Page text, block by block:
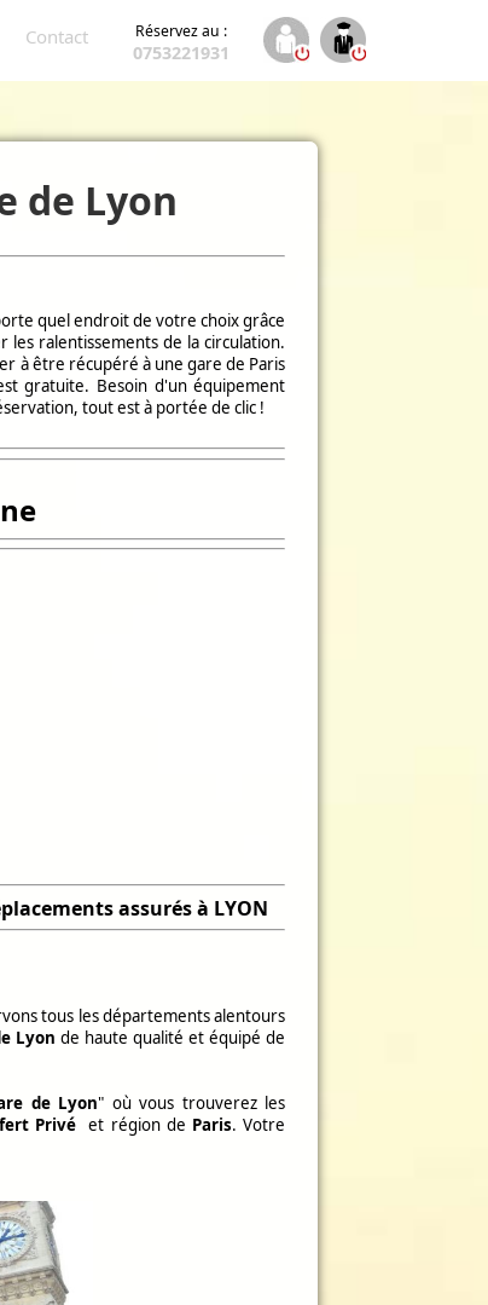
Contact Réservez au :
0753221931
de Lyon
quel endroit de votre choix grâce
ralentissements de la circulation.
à être récupéré à une gare de Paris
gratuite. Besoin d'un équipement
tout est à portée de clic !
assurés à LYON
tous les départements alentours
Lyonde haute qualité et équipé de
de Lyon" où vous trouverez les
Privéet région de Paris. Votre